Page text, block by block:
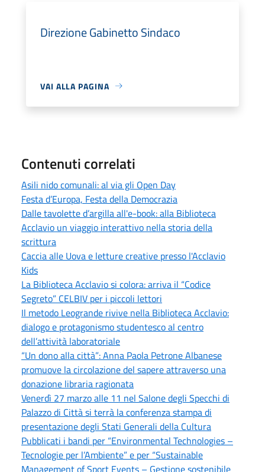
Direzione Gabinetto Sindaco
VAI ALLA PAGINA
Contenuti correlati
Asili nido comunali: al via gli Open Day
Festa d’Europa, Festa della Democrazia
Dalle tavolette d’argilla all'e-book: alla Biblioteca
Acclavio un viaggio interattivo nella storia della
scrittura
Caccia alle Uova e letture creative presso l'Acclavio
Kids
La Biblioteca Acclavio si colora: arriva il “Codice
Segreto” CELBIV per i piccoli lettori
Il metodo Leogrande rivive nella Biblioteca Acclavio:
dialogo e protagonismo studentesco al centro
dell’attività laboratoriale
“Un dono alla città”: Anna Paola Petrone Albanese
promuove la circolazione del sapere attraverso una
donazione libraria ragionata
Venerdì 27 marzo alle 11 nel Salone degli Specchi di
Palazzo di Città si terrà la conferenza stampa di
presentazione degli Stati Generali della Cultura
Pubblicati i bandi per “Environmental Technologies –
Tecnologie per l’Ambiente” e per “Sustainable
Management of Sport Events – Gestione sostenibile